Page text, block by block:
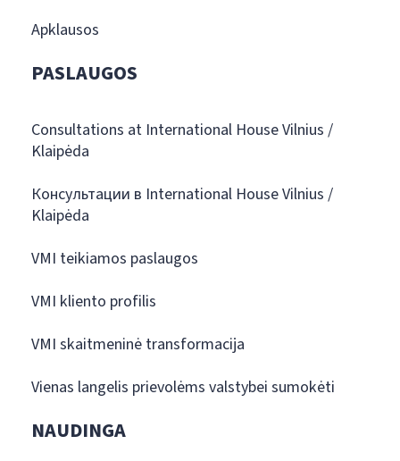
Apklausos
PASLAUGOS
Consultations at International House Vilnius /
Klaipėda
Консультации в International House Vilnius /
Klaipėda
VMI teikiamos paslaugos
VMI kliento profilis
VMI skaitmeninė transformacija
Vienas langelis prievolėms valstybei sumokėti
NAUDINGA